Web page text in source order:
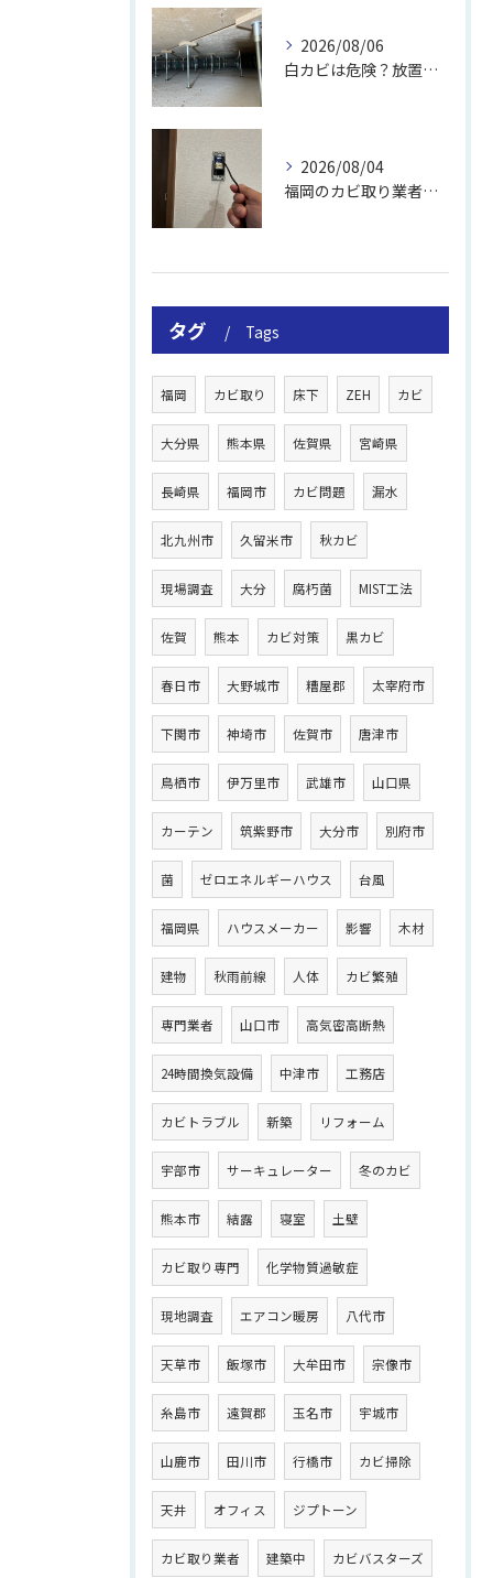
2026/08/06
白カビは危険？放置のリスクと取り方
2026/08/04
福岡のカビ取り業者おすすめの選び方と費用
タグ Tags
福岡 カビ取り 床下 ZEH カビ
大分県 熊本県 佐賀県 宮崎県
長崎県 福岡市 カビ問題 漏水
北九州市 久留米市 秋カビ
現場調査 大分 腐朽菌 MIST工法
佐賀 熊本 カビ対策 黒カビ
春日市 大野城市 糟屋郡 太宰府市
下関市 神埼市 佐賀市 唐津市
鳥栖市 伊万里市 武雄市 山口県
カーテン 筑紫野市 大分市 別府市
菌 ゼロエネルギーハウス 台風
福岡県 ハウスメーカー 影響 木材
建物 秋雨前線 人体 カビ繁殖
専門業者 山口市 高気密高断熱
24時間換気設備 中津市 工務店
カビトラブル 新築 リフォーム
宇部市 サーキュレーター 冬のカビ
熊本市 結露 寝室 土壁
カビ取り専門 化学物質過敏症
現地調査 エアコン暖房 八代市
天草市 飯塚市 大牟田市 宗像市
糸島市 遠賀郡 玉名市 宇城市
山鹿市 田川市 行橋市 カビ掃除
天井 オフィス ジプトーン
カビ取り業者 建築中 カビバスターズ